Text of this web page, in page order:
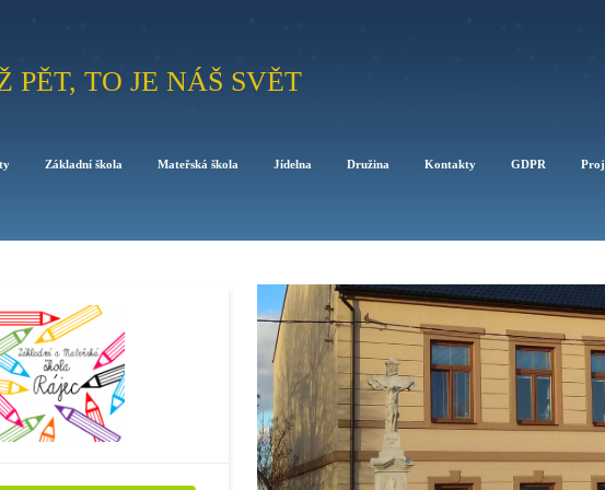
PĚT, TO JE NÁŠ SVĚT
Základní škola Mateřská škola Jídelna Družina Kontakty GDPR